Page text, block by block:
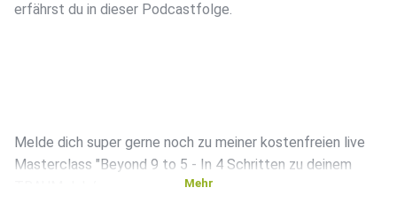
erfährst du in dieser Podcastfolge.
Melde dich super gerne noch zu meiner kostenfreien live
Masterclass "Beyond 9 to 5 - In 4 Schritten zu deinem
Mehr